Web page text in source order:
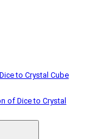
of Dice to Crystal